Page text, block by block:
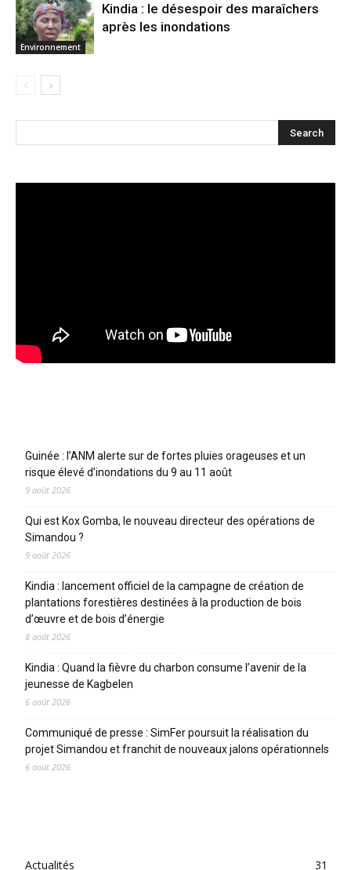
Environnement
Kindia : le désespoir des maraîchers
après les inondations
Guinée : l’ANM alerte sur de fortes pluies orageuses et un
risque élevé d’inondations du 9 au 11 août
9 août 2026
Qui est Kox Gomba, le nouveau directeur des opérations de
Simandou ?
9 août 2026
Kindia : lancement officiel de la campagne de création de
plantations forestières destinées à la production de bois
d’œuvre et de bois d’énergie
8 août 2026
Kindia : Quand la fièvre du charbon consume l’avenir de la
jeunesse de Kagbelen
6 août 2026
Communiqué de presse : SimFer poursuit la réalisation du
projet Simandou et franchit de nouveaux jalons opérationnels
6 août 2026
Actualités 31